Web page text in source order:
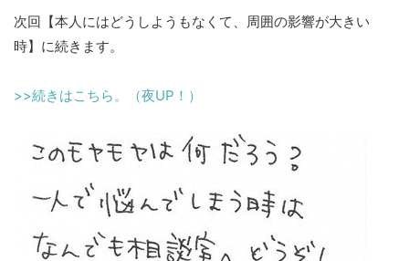
次回【本人にはどうしようもなくて、周囲の影響が大きい
時】に続きます。
>>続きはこちら。（夜UP！）